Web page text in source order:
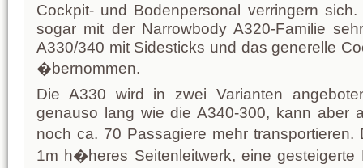
Cockpit- und Bodenpersonal verringern
sogar mit der Narrowbody A320-Familie
A330/340 mit Sidesticks und das generelle
�bernommen.
Die A330 wird in zwei Varianten
genauso lang wie die A340-300, kann aber
noch ca. 70 Passagiere mehr
1m h�heres Seitenleitwerk, eine